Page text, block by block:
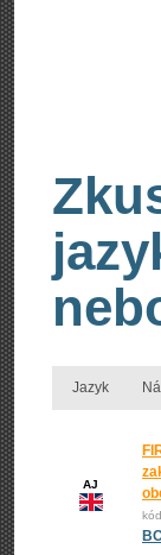
Jazyk
AJ